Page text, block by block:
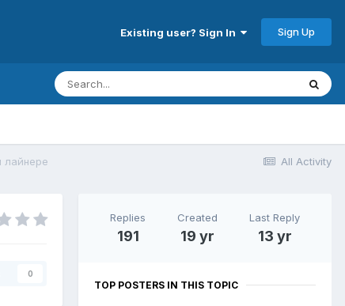
Existing user? Sign In Sign Up
All Activity
лайнере
0
Replies
191
Created
19 yr
Last Reply
13 yr
TOP POSTERS IN THIS TOPIC